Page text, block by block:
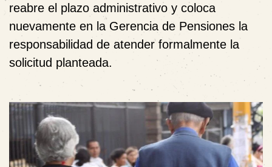
reabre el plazo administrativo y coloca
nuevamente en la Gerencia de Pensiones la
responsabilidad de atender formalmente la
solicitud planteada.